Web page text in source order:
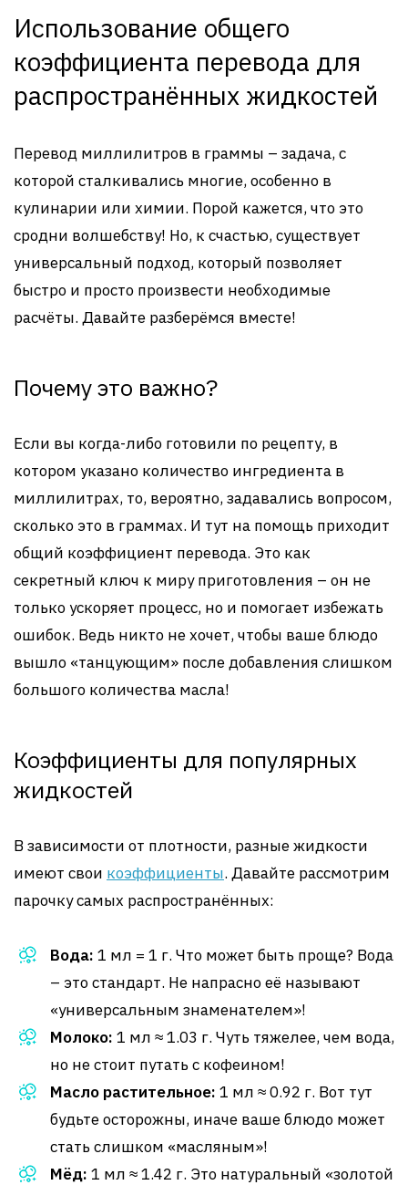
Использование общего
коэффициента перевода для
распространённых жидкостей
Перевод миллилитров в граммы – задача, с
которой сталкивались многие, особенно в
кулинарии или химии. Порой кажется, что это
сродни волшебству! Но, к счастью, существует
универсальный подход, который позволяет
быстро и просто произвести необходимые
расчёты. Давайте разберёмся вместе!
Почему это важно?
Если вы когда-либо готовили по рецепту, в
котором указано количество ингредиента в
миллилитрах, то, вероятно, задавались вопросом,
сколько это в граммах. И тут на помощь приходит
общий коэффициент перевода. Это как
секретный ключ к миру приготовления – он не
только ускоряет процесс, но и помогает избежать
ошибок. Ведь никто не хочет, чтобы ваше блюдо
вышло «танцующим» после добавления слишком
большого количества масла!
Коэффициенты для популярных
жидкостей
В зависимости от плотности, разные жидкости
имеют свои коэффициенты. Давайте рассмотрим
парочку самых распространённых:
Вода: 1 мл = 1 г. Что может быть проще? Вода
– это стандарт. Не напрасно её называют
«универсальным знаменателем»!
Молоко: 1 мл ≈ 1.03 г. Чуть тяжелее, чем вода,
но не стоит путать с кофеином!
Масло растительное: 1 мл ≈ 0.92 г. Вот тут
будьте осторожны, иначе ваше блюдо может
стать слишком «масляным»!
Мёд: 1 мл ≈ 1.42 г. Это натуральный «золотой